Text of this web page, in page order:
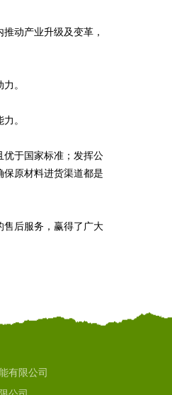
动产业升级及变革，
。
。
优于国家标准；发挥公
原材料进货渠道都是
售后服务，赢得了广大
有限公司